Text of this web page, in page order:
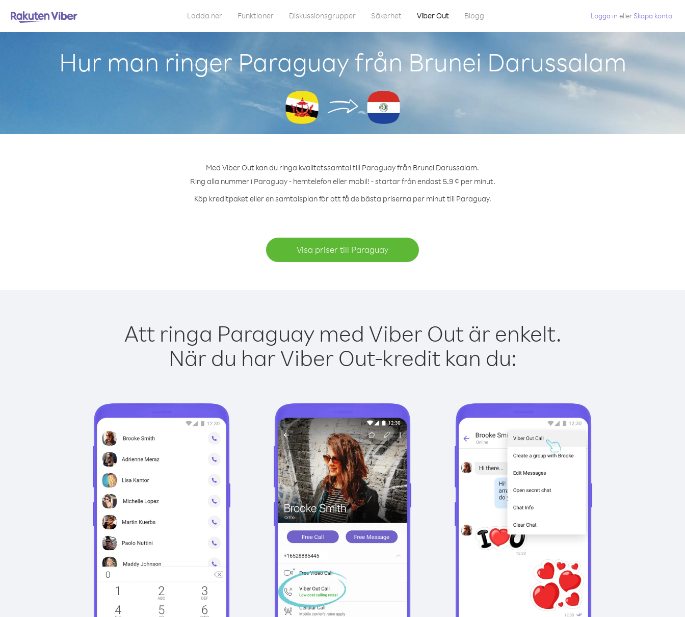
Ladda ner Funktioner Diskussionsgrupper Säkerhet Viber Out Blogg Logga in eller Skapa konto
Hur man ringer Paraguay från Brunei Darussalam
Med Viber Out kan du ringa kvalitetssamtal till Paraguay från Brunei Darussalam.
Ring alla nummer i Paraguay - hemtelefon eller mobil! - startar från endast 5.9 ¢ per minut.
Köp kreditpaket eller en samtalsplan för att få de bästa priserna per minut till Paraguay.
Visa priser till Paraguay
Att ringa Paraguay med Viber Out är enkelt.
När du har Viber Out-kredit kan du: